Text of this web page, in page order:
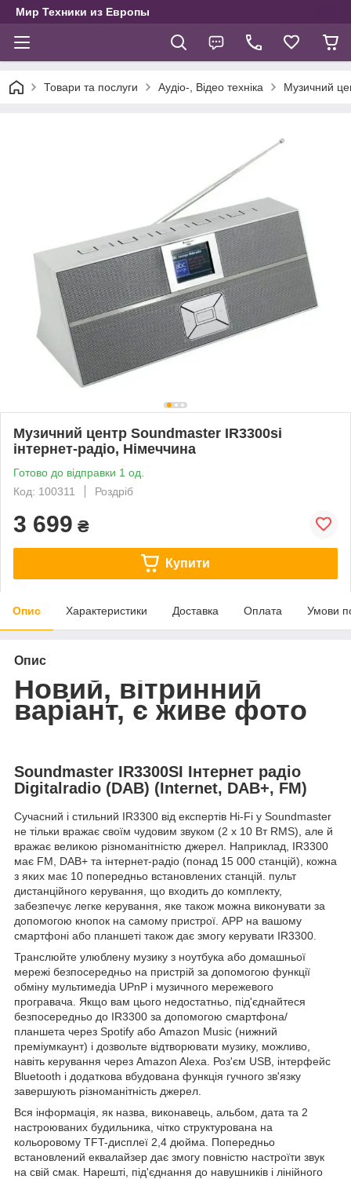
Мир Техники из Европы
Товари та послуги Аудіо-, Відео техніка Музичний
Музичний центр Soundmaster IR3300si
інтернет-радіо, Німеччина
Готово до відправки 1 од.
Код: 100311
Роздріб
3 699 ₴
Купити
Опис Характеристики Доставка Оплата Умови
Опис
Новий, вітринний
варіант, є живе фото
Soundmaster IR3300SI Інтернет радіо
Digitalradio (DAB) (Internet, DAB+, FM)
Сучасний і стильний IR3300 від експертів Hi-Fi у Soundmaster
не тільки вражає своїм чудовим звуком (2 x 10 Вт RMS), але й
вражає великою різноманітністю джерел. Наприклад, IR3300
має FM, DAB+ та інтернет-радіо (понад 15 000 станцій), кожна
з яких має 10 попередньо встановлених станцій. пульт
дистанційного керування, що входить до комплекту,
забезпечує легке керування, яке також можна виконувати за
допомогою кнопок на самому пристрої. APP на вашому
смартфоні або планшеті також дає змогу керувати IR3300.
Транслюйте улюблену музику з ноутбука або домашньої
мережі безпосередньо на пристрій за допомогою функції
обміну мультимедіа UPnP і музичного мережевого
програвача. Якщо вам цього недостатньо, під'єднайтеся
безпосередньо до IR3300 за допомогою смартфона/
планшета через Spotify або Amazon Music (нижний
преміумкаунт) і дозвольте відтворювати музику, можливо,
навіть керування через Amazon Alexa. Роз'єм USB, інтерфейс
Bluetooth і додаткова вбудована функція гучного зв'язку
завершують різноманітність джерел.
Вся інформація, як назва, виконавець, альбом, дата та 2
настроюваних будильника, чітко структурована на
кольоровому TFT-дисплеї 2,4 дюйма. Попередньо
встановлений еквалайзер дає змогу повністю настроїти звук
на свій смак. Нарешті, під'єднання до навушників і лінійного